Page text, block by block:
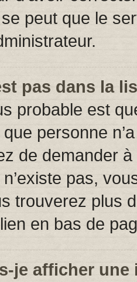
se peut que le
pas dans la
probable est
personne
de demander à
pas,
trouverez plus
en bas de
je afficher une